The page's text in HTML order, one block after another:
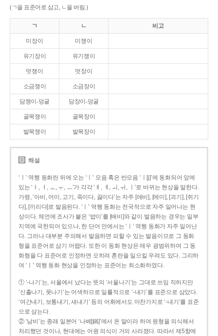
(ㄱ을 표준어로 삼고, ㄴ을 버림.)
ㄱ ㄴ 비고
미장이 미쟁이
유기장이 유기쟁이
멋쟁이 멋장이
소금쟁이 소금장이
담쟁이-덩굴 담장이-덩굴
골목쟁이 골목장이
발목쟁이 발목장이
해설
‘ㅣ’ 역행 동화란 뒤에 오는 ‘ㅣ’ 모음 혹은 반모음 ‘ㅣ[j]’에 동화되어 앞에
있는 ‘ㅏ, ㅓ, ㅗ, ㅜ, ㅡ’가 각각 ‘ㅐ, ㅔ, ㅚ, ㅟ, ㅣ’로 바뀌는 현상을 말한다.
가령, ‘아비, 어미, 고기, 죽이다, 끓이다’는 자주 [애비], [에미], [괴기], [쥐기
다], [끼리다]로 발음된다. ‘ㅣ’ 역행 동화는 전국적으로 자주 일어나는 현
상이다. 체언에 조사가 붙은 ‘밥이’를 [배비]와 같이 발음하는 경우는 일부
지역에 국한되어 있으나, 한 단어 안에서는 ‘ㅣ’ 역행 동화가 자주 일어난
다. 그러나 대부분 주의해서 발음하면 피할 수 있는 발음이므로 그 동화
형을 표준어로 삼기 어렵다. 또한 이 동화 현상은 매우 광범위하여 그 동
화형을 다 표준어로 인정하면 오히려 혼란을 일으킬 우려도 있다. 그리하
여 ‘ㅣ’ 역행 동화 현상을 인정하는 표준어는 최소화하였다.
① ‘-나기’는, 서울에서 났다는 뜻의 ‘서울나기’는 그대로 쓰임 직하지만
‘신출나기, 풋나기’는 어색하므로 일률적으로 ‘-내기’를 표준으로 삼았다.
‘여간내기, 보통내기, 새내기’ 등의 어휘에서도 마찬가지로 ‘-내기’를 표준
으로 삼는다.
② ‘남비’는 종래 일본어 ‘나베[鍋]’에서 온 말이라 하여 원형을 의식해서
처리했던 것이나, 현대에는 어원 의식이 거의 사라졌다. 따라서 제5항에